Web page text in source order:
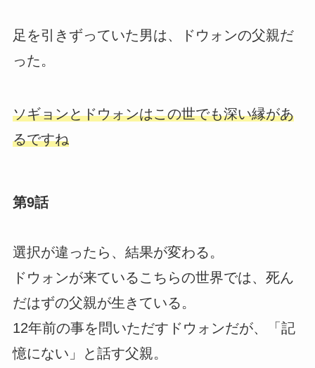
足を引きずっていた男は、ドウォンの父親だ
った。
ソギョンとドウォンはこの世でも深い縁があ
るですね
第9話
選択が違ったら、結果が変わる。
ドウォンが来ているこちらの世界では、死ん
だはずの父親が生きている。
12年前の事を問いただすドウォンだが、「記
憶にない」と話す父親。